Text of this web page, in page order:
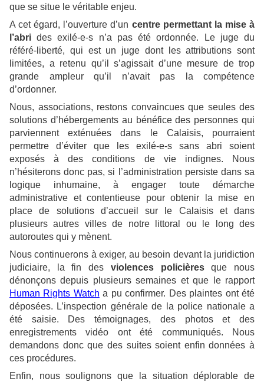
que se situe le véritable enjeu.
A cet égard, l’ouverture d’un centre permettant la mise à
l’abri des exilé-e-s n’a pas été ordonnée. Le juge du
référé-liberté, qui est un juge dont les attributions sont
limitées, a retenu qu’il s’agissait d’une mesure de trop
grande ampleur qu’il n’avait pas la compétence
d’ordonner.
Nous, associations, restons convaincues que seules des
solutions d’hébergements au bénéfice des personnes qui
parviennent exténuées dans le Calaisis, pourraient
permettre d’éviter que les exilé-e-s sans abri soient
exposés à des conditions de vie indignes. Nous
n’hésiterons donc pas, si l’administration persiste dans sa
logique inhumaine, à engager toute démarche
administrative et contentieuse pour obtenir la mise en
place de solutions d’accueil sur le Calaisis et dans
plusieurs autres villes de notre littoral ou le long des
autoroutes qui y mènent.
Nous continuerons à exiger, au besoin devant la juridiction
judiciaire, la fin des violences policièresque nous
dénonçons depuis plusieurs semaines et que le rapport
Human Rights Watch a pu confirmer. Des plaintes ont été
déposées. L’inspection générale de la police nationale a
été saisie. Des témoignages, des photos et des
enregistrements vidéo ont été communiqués. Nous
demandons donc que des suites soient enfin données à
ces procédures.
Enfin, nous soulignons que la situation déplorable de